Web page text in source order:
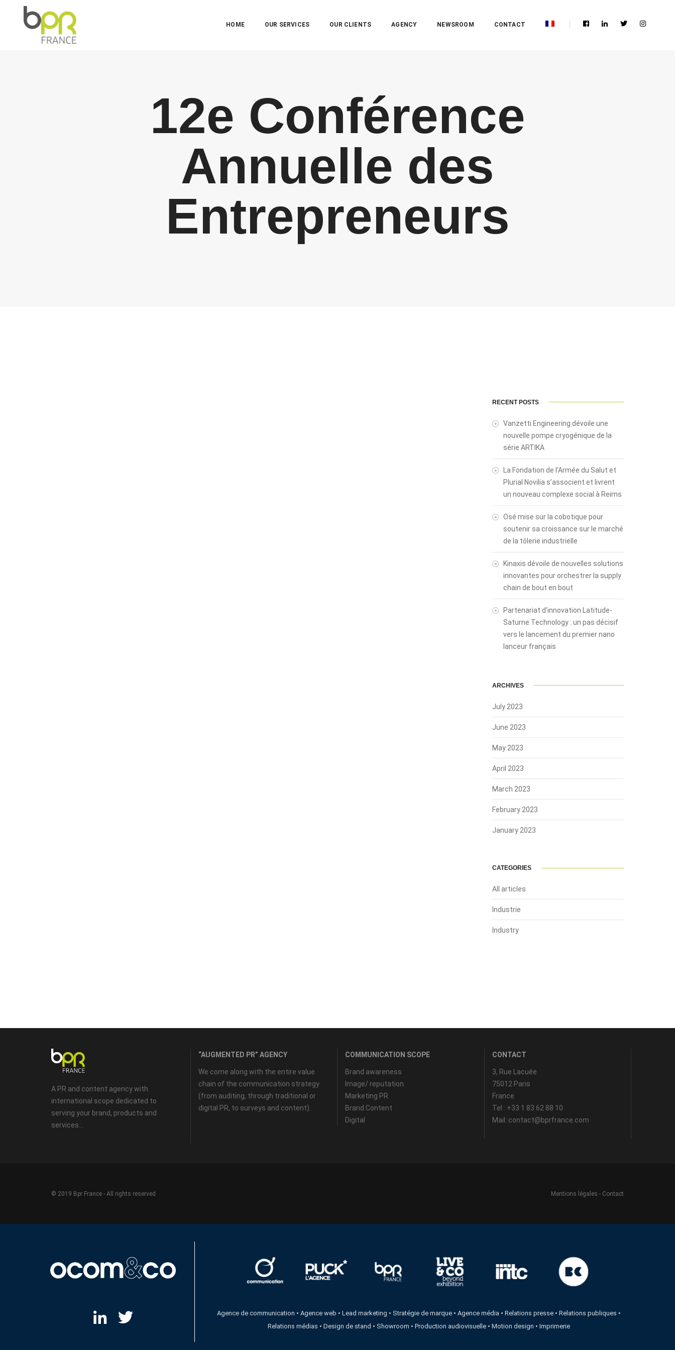
HOME OUR SERVICES OUR CLIENTS AGENCY NEWSROOM CONTACT
12e Conférence
Annuelle des
Entrepreneurs
RECENT POSTS
Vanzetti Engineering dévoile une
nouvelle pompe cryogénique de la
série ARTIKA
La Fondation de l’Armée du Salut et
Plurial Novilia s’associent et livrent
un nouveau complexe social à Reims
Osé mise sur la cobotique pour
soutenir sa croissance sur le marché
de la tôlerie industrielle
Kinaxis dévoile de nouvelles solutions
innovantes pour orchestrer la supply
chain de bout en bout
Partenariat d’innovation Latitude-
Saturne Technology : un pas décisif
vers le lancement du premier nano
lanceur français
ARCHIVES
July 2023
June 2023
May 2023
April 2023
March 2023
February 2023
January 2023
CATEGORIES
All articles
Industrie
Industry
A PR and content agency with
international scope dedicated to
serving your brand, products and
services...
“AUGMENTED PR” AGENCY
We come along with the entire value
chain of the communication strategy
(from auditing, through traditional or
digital PR, to surveys and content).
COMMUNICATION SCOPE
Brand awareness
Image/ reputation
Marketing PR
Brand Content
Digital
CONTACT
3, Rue Lacuée
75012 Paris
France
Tel : +33 1 83 62 88 10
Mail: contact@bprfrance.com
© 2019 Bpr France - All rights reserved Mentions légales - Contact
Agence de communication •Agence web •Lead marketing • Stratégie de marque •Agence média •Relations presse •Relations publiques •
Relations médias •Design de stand • Showroom •Production audiovisuelle •Motion design •Imprimerie